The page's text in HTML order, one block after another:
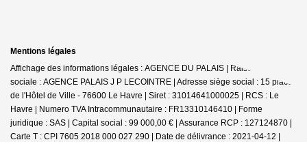
Mentions légales
Affichage des informations légales : AGENCE DU PALAIS | Raison
sociale : AGENCE PALAIS J P LECOINTRE | Adresse siège social : 15 place
de l'Hôtel de Ville - 76600 Le Havre | Siret : 31014641000025 | RCS : Le
Havre | Numero TVA Intracommunautaire : FR13310146410 | Forme
juridique : SAS | Capital social : 99 000,00 € | Assurance RCP : 127124870 |
Carte T : CPI 7605 2018 000 027 290 | Date de délivrance : 2021-04-12 |